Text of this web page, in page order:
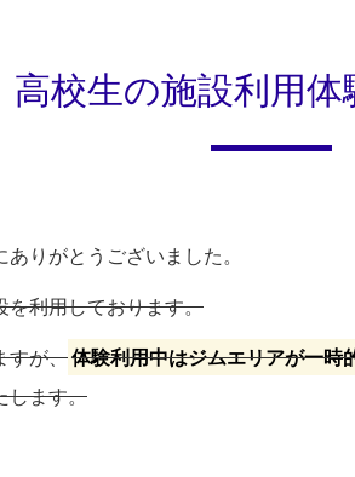
高校生の施設利用
りがとうございました。
を利用しております。
すが、体験利用中はジムエリアが一時
します。